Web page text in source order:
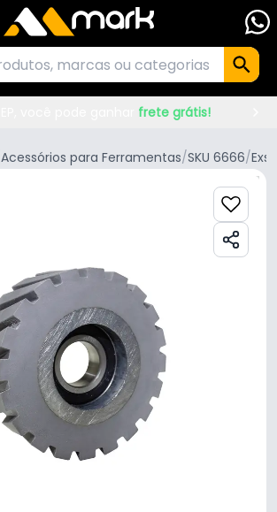
frete grátis!
Acessórios para Ferramentas/SKU 6666/